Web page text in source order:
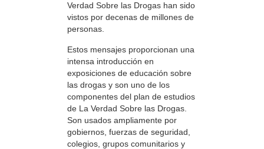
Verdad Sobre las Drogas han sido
vistos por decenas de millones de
personas.
Estos mensajes proporcionan una
intensa introducción en
exposiciones de educación sobre
las drogas y son uno de los
componentes del plan de estudios
de La Verdad Sobre las Drogas.
Son usados ampliamente por
gobiernos, fuerzas de seguridad,
colegios, grupos comunitarios y